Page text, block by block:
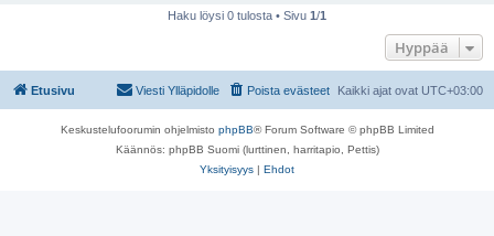
Haku löysi 0 tulosta • Sivu 1/1
Hyppää
Etusivu Kaikki ajat ovat UTC+03:00
Poista evästeet
Viesti Ylläpidolle
Keskustelufoorumin ohjelmisto phpBB® Forum Software © phpBB Limited
Käännös: phpBB Suomi (lurttinen, harritapio, Pettis)
Yksityisyys | Ehdot